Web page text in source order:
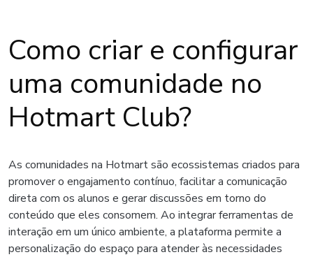
Como criar e configurar
uma comunidade no
Hotmart Club?
As comunidades na Hotmart são ecossistemas criados para
promover o engajamento contínuo, facilitar a comunicação
direta com os alunos e gerar discussões em torno do
conteúdo que eles consomem. Ao integrar ferramentas de
interação em um único ambiente, a plataforma permite a
personalização do espaço para atender às necessidades